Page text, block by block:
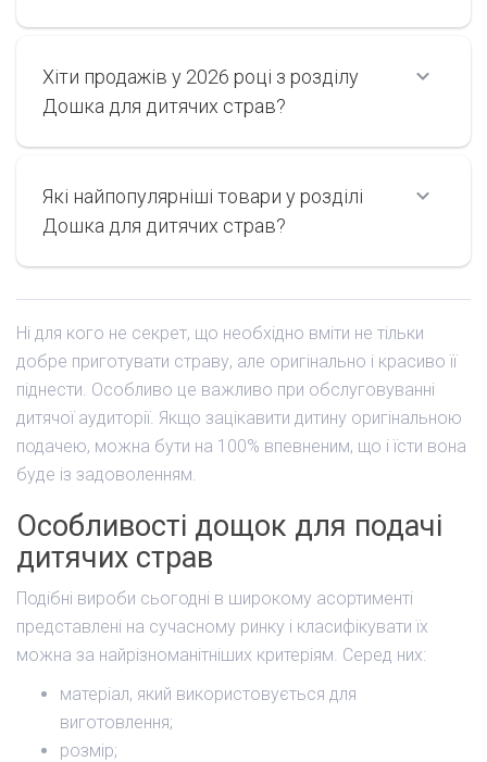
Хіти продажів у 2026 році з розділу
Дошка для дитячих страв?
Які найпопулярніші товари у розділі
Дошка для дитячих страв?
Ні для кого не секрет, що необхідно вміти не тільки
добре приготувати страву, але оригінально і красиво її
піднести. Особливо це важливо при обслуговуванні
дитячої аудиторії. Якщо зацікавити дитину оригінальною
подачею, можна бути на 100% впевненим, що і їсти вона
буде із задоволенням.
Особливості дощок для подачі
дитячих страв
Подібні вироби сьогодні в широкому асортименті
представлені на сучасному ринку і класифікувати їх
можна за найрізноманітніших критеріям. Серед них:
матеріал, який використовується для
виготовлення;
розмір;